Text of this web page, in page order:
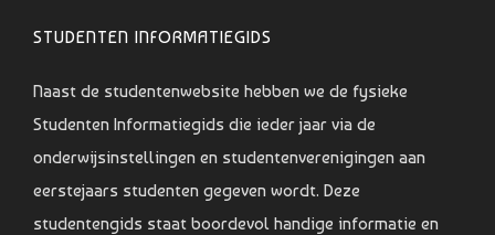
STUDENTEN INFORMATIEGIDS
Naast de studentenwebsite hebben we de fysieke
Studenten Informatiegids die ieder jaar via de
onderwijsinstellingen en studentenverenigingen aan
eerstejaars studenten gegeven wordt. Deze
studentengids staat boordevol handige informatie en